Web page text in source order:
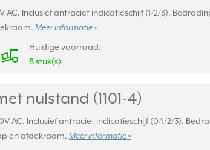
Inclusief antraciet indicatieschijf (1/2/3).
Meer informatie »
Huidige voorraad:
8 stuk(s)
nulstand (1101-4)
AC. Inclusief antraciet indicatieschijf (0/1/2/3).
en afdekraam. Meer informatie »